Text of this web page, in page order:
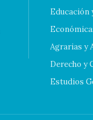
Educación
Agrarias y
Derecho y
Estudios